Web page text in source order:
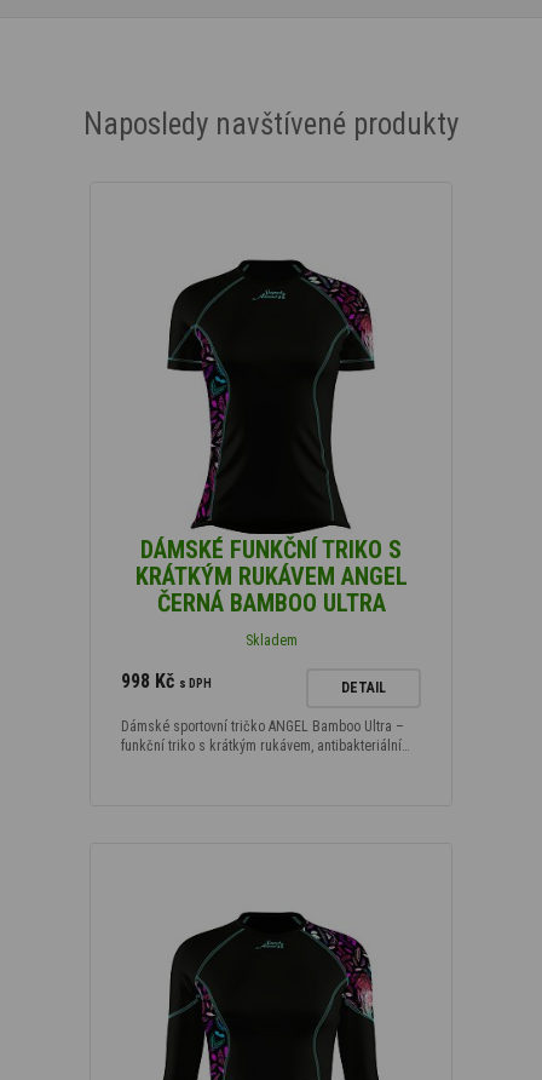
Naposledy navštívené produkty
DÁMSKÉ FUNKČNÍ TRIKO S
KRÁTKÝM RUKÁVEM ANGEL
ČERNÁ BAMBOO ULTRA
Skladem
998 Kč s DPH DETAIL
Dámské sportovní tričko ANGEL Bamboo Ultra –
funkční triko s krátkým rukávem, antibakteriální…